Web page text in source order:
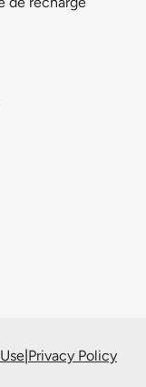
|Privacy Policy